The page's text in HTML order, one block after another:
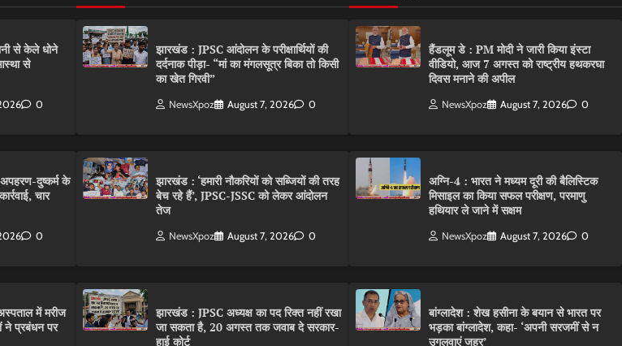
से केले धोने
से
0
दुष्कर्म के
चार
0
में मरीज
ने प्रबंधन पर
झारखंड : JPSC आंदोलन के परीक्षार्थियों की
दर्दनाक पीड़ा- “मां का मंगलसूत्र बिका तो किसी
का खेत गिरवी”
NewsXpoz August 7, 2026 0
झारखंड : ‘हमारी नौकरियों को सब्जियों की तरह
बेच रहे हैं’, JPSC-JSSC को लेकर आंदोलन
तेज
NewsXpoz August 7, 2026 0
झारखंड : JPSC अध्यक्ष का पद रिक्त नहीं रखा
जा सकता है, 20 अगस्त तक जवाब दे सरकार-
हाई कोर्ट
हैंडलूम डे : PM मोदी ने जारी किया इंस्टा
वीडियो, आज 7 अगस्त को राष्ट्रीय हथकरघा
दिवस मनाने की अपील
NewsXpoz August 7, 2026 0
अग्नि-4 : भारत ने मध्यम दूरी की बैलिस्टिक
मिसाइल का किया सफल परीक्षण, परमाणु
हथियार ले जाने में सक्षम
NewsXpoz August 7, 2026 0
बांग्लादेश : शेख हसीना के बयान से भारत पर
भड़का बांग्लादेश, कहा- ‘अपनी सरजमीं से न
उगलवाएं जहर’